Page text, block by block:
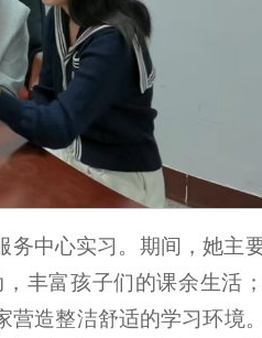
中心实习。期间，她主
丰富孩子们的课余生活
造整洁舒适的学习环境